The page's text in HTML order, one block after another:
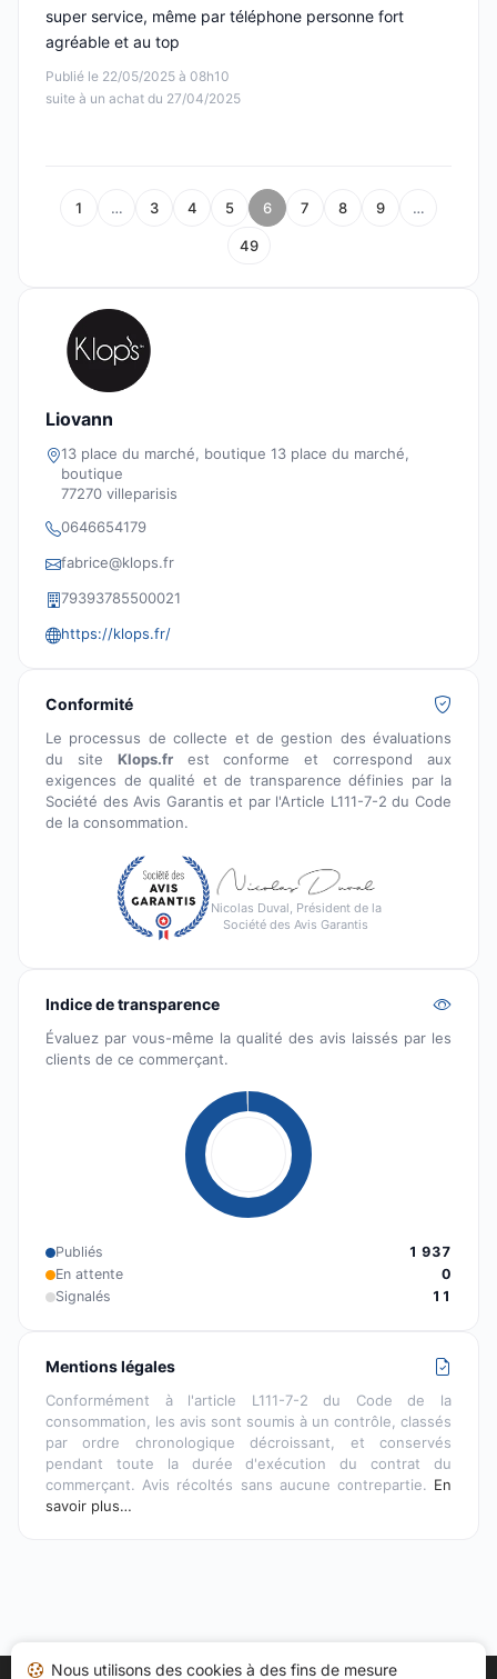
Publié le 22/05/2025 à 08h10
suite à un achat du 27/04/2025
super service, même par téléphone personne fort
agréable et au top
1 … 3 4 5 6 7 8 9 …
49
Liovann
13 place du marché, boutique 13 place du marché,
boutique
77270 villeparisis
0646654179
fabrice@klops.fr
79393785500021
https://klops.fr/
Conformité
Le processus de collecte et de gestion des évaluations
du site Klops.frest conforme et correspond aux
exigences de qualité et de transparence définies par la
Société des Avis Garantis et par l'Article L111-7-2 du Code
de la consommation.
Nicolas Duval, Président de la
Société des Avis Garantis
Indice de transparence
Évaluez par vous-même la qualité des avis laissés par les
clients de ce commerçant.
Publiés
1 937
En attente
0
Signalés
11
Mentions légales
Conformément à l'article L111-7-2 du Code de la
consommation, les avis sont soumis à un contrôle, classés
par ordre chronologique décroissant, et conservés
pendant toute la durée d'exécution du contrat du
commerçant. Avis récoltés sans aucune contrepartie. En
savoir plus…
Nous utilisons des cookies à des fins de mesure